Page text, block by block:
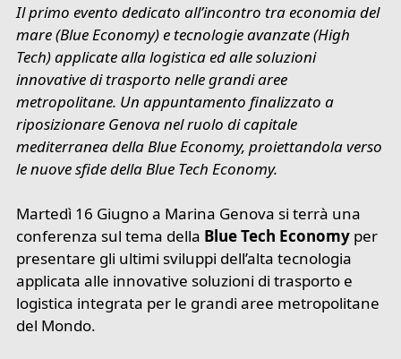
Il primo evento dedicato all’incontro tra economia del
mare (Blue Economy) e tecnologie avanzate (High
Tech) applicate alla logistica ed alle soluzioni
innovative di trasporto nelle grandi aree
metropolitane. Un appuntamento finalizzato a
riposizionare Genova nel ruolo di capitale
mediterranea della Blue Economy, proiettandola verso
le nuove sfide della Blue Tech Economy.
Martedì 16 Giugno a Marina Genova si terrà una
conferenza sul tema della Blue Tech Economy per
presentare gli ultimi sviluppi dell’alta tecnologia
applicata alle innovative soluzioni di trasporto e
logistica integrata per le grandi aree metropolitane
del Mondo.